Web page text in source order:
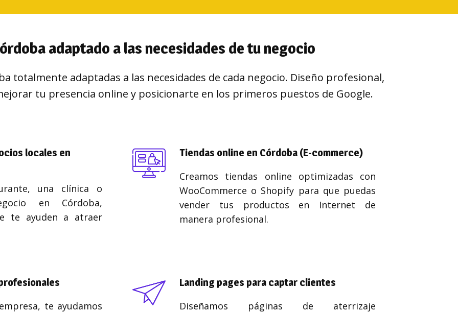
adaptado a las necesidades de tu negocio
totalmente adaptadas a las necesidades de cada negocio. Diseño profesional,
tu presencia online y posicionarte en los primeros puestos de Google.
locales en
una clínica o
en Córdoba,
te ayuden a atraer
Tiendas online en Córdoba (E-commerce)
Creamos tiendas online optimizadas con
WooCommerce o Shopify para que puedas
vender tus productos en Internet de
manera profesional.
te ayudamos
Landing pages para captar clientes
Diseñamos páginas de aterrizaje